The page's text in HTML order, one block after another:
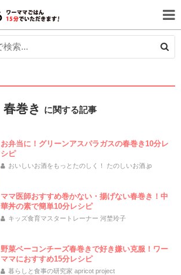
春巻き に関する記事
お弁当に！グリーンアスパラガスの春巻き10分レ
シピ
おいしいお酒をもっとたのしく！ たのしいお酒.jp
ママ医師おすすめ巻かない・揚げない春巻き！中
華丼の素で簡単10分レシピ
キッズ食育マスタートレーナー 河埜玲子
野菜ベーコンチーズ春巻きで好き嫌い克服！ワー
ママにおすすめ15分レシピ
暮らしと食事の研究家 apricot project